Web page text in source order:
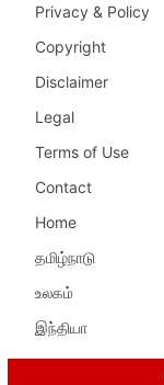
Privacy & Policy
Copyright
Disclaimer
Legal
Terms of Use
Contact
Home
தமிழ்நாடு
உலகம்
இந்தியா